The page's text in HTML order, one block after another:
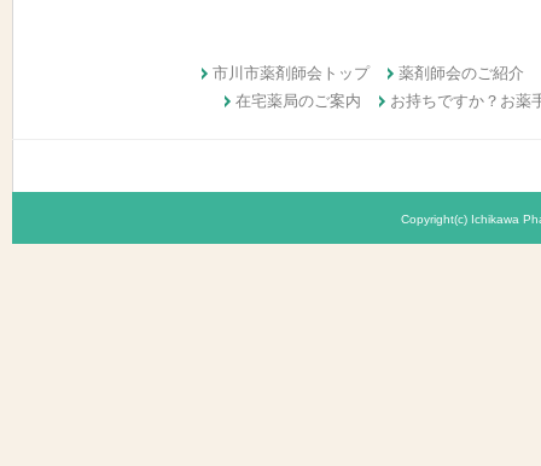
市川市薬剤師会トップ
薬剤師会のご紹介
在宅薬局のご案内
お持ちですか？お薬
Copyright(c) Ichikawa